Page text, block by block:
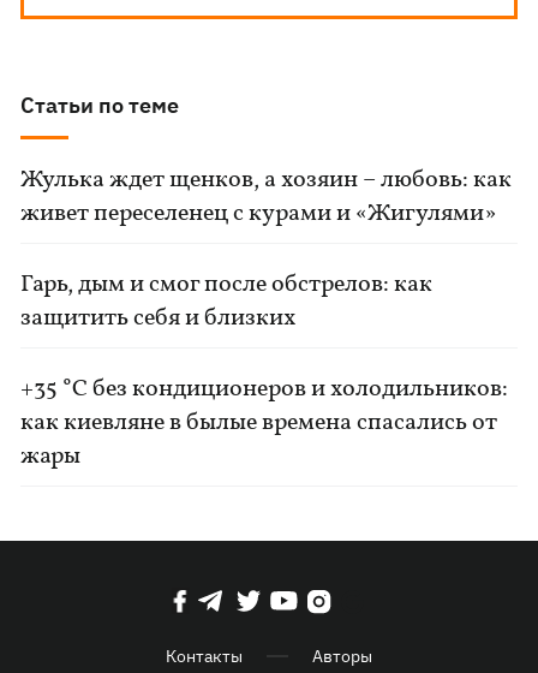
Статьи по теме
Жулька ждет щенков, а хозяин – любовь: как
живет переселенец с курами и «Жигулями»
Гарь, дым и смог после обстрелов: как
защитить себя и близких
+35 °C без кондиционеров и холодильников:
как киевляне в былые времена спасались от
жары
Контакты Авторы